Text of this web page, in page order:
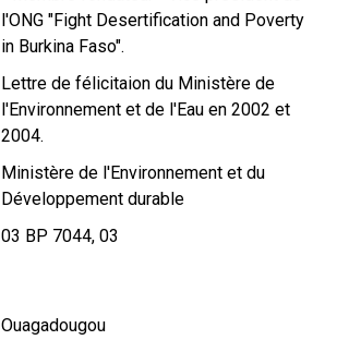
l'ONG "Fight Desertification and Poverty
in Burkina Faso".
Lettre de félicitaion du Ministère de
l'Environnement et de l'Eau en 2002 et
2004.
Ministère de l'Environnement et du
Développement durable
03 BP 7044, 03
Ouagadougou